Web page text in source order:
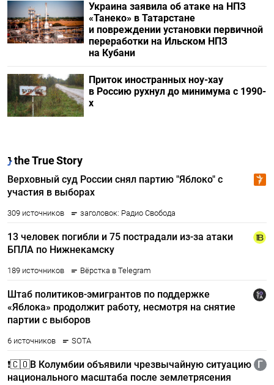
Украина заявила об атаке на НПЗ
«Танеко» в Татарстане
и повреждении установки первичной
переработки на Ильском НПЗ
на Кубани
Приток иностранных ноу-хау
в Россию рухнул до минимума с 1990-
х